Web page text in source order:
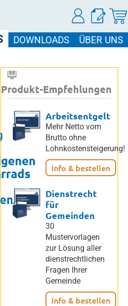
DOWNLOADS ÜBER UNS
Produkt-Empfehlungen
Arbeitsentgelt
Mehr Netto vom
Brutto ohne
Lohnkostensteigerung!
Info & bestellen
Dienstrecht
für
Gemeinden
30
Mustervorlagen
zur Lösung aller
dienstrechtlichen
Fragen Ihrer
Gemeinde
Info & bestellen